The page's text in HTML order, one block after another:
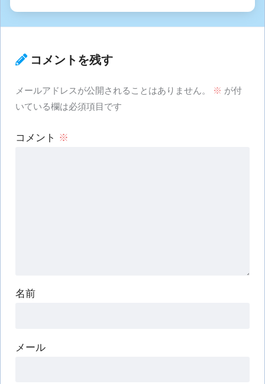
コメントを残す
メールアドレスが公開されることはありません。 ※ が付
いている欄は必須項目です
コメント ※
名前
メール